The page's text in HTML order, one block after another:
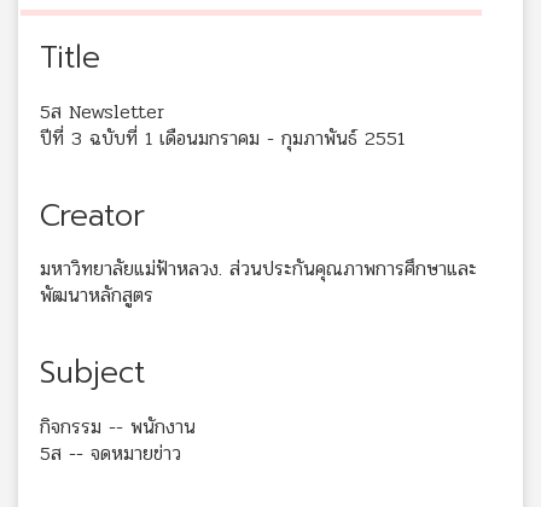
Title
5ส Newsletter
ปีที่ 3 ฉบับที่ 1 เดือนมกราคม - กุมภาพันธ์ 2551
Creator
มหาวิทยาลัยแม่ฟ้าหลวง. ส่วนประกันคุณภาพการศึกษาและ
พัฒนาหลักสูตร
Subject
กิจกรรม -- พนักงาน
5ส -- จดหมายข่าว